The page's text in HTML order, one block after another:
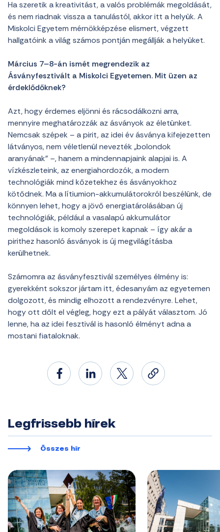
Ha szeretik a kreativitást, a valós problémák megoldását,
és nem riadnak vissza a tanulástól, akkor itt a helyük. A
Miskolci Egyetem mérnökképzése elismert, végzett
hallgatóink a világ számos pontján megállják a helyüket.
Március 7–8-án ismét megrendezik az
Ásványfesztivált a Miskolci Egyetemen. Mit üzen az
érdeklődőknek?
Azt, hogy érdemes eljönni és rácsodálkozni arra,
mennyire meghatározzák az ásványok az életünket.
Nemcsak szépek – a pirit, az idei év ásványa kifejezetten
látványos, nem véletlenül nevezték „bolondok
aranyának” –, hanem a mindennapjaink alapjai is. A
vízkészleteink, az energiahordozók, a modern
technológiák mind kőzetekhez és ásványokhoz
kötődnek. Ma a lítiumion-akkumulátorokról beszélünk, de
könnyen lehet, hogy a jövő energiatárolásában új
technológiák, például a vasalapú akkumulátor
megoldások is komoly szerepet kapnak – így akár a
pirithez hasonló ásványok is új megvilágításba
kerülhetnek.
Számomra az ásványfesztivál személyes élmény is:
gyerekként sokszor jártam itt, édesanyám az egyetemen
dolgozott, és mindig elhozott a rendezvényre. Lehet,
hogy ott dőlt el végleg, hogy ezt a pályát választom. Jó
lenne, ha az idei fesztivál is hasonló élményt adna a
mostani fiataloknak.
Legfrissebb hírek
Összes hír